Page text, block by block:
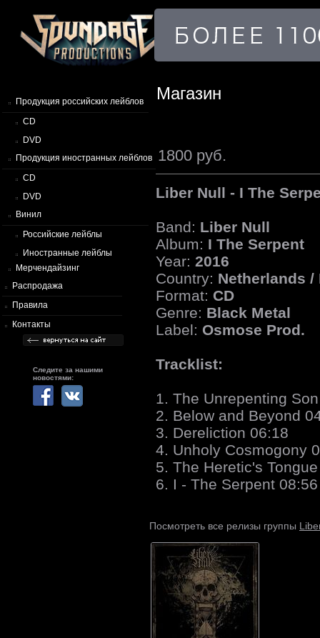
Продукция российских лейблов
CD
DVD
Продукция иностранных лейблов
CD
DVD
Винил
Российские лейблы
Иностранные лейблы
Мерчендайзинг
Распродажа
Правила
Контакты
Следите за нашими
новостями:
Магазин
1800 руб.
Liber Null - I The
Band: Liber Null
Album: I The Serpent
Year: 2016
Country: Netherlands /
Format: CD
Genre: Black Metal
Label: Osmose Prod.
Tracklist:
1. The Unrepenting
2. Below and Beyond
3. Dereliction 06:18
4. Unholy Cosmogony
5. The Heretic's
6. I - The Serpent 08:56
Посмотреть все релизы группы